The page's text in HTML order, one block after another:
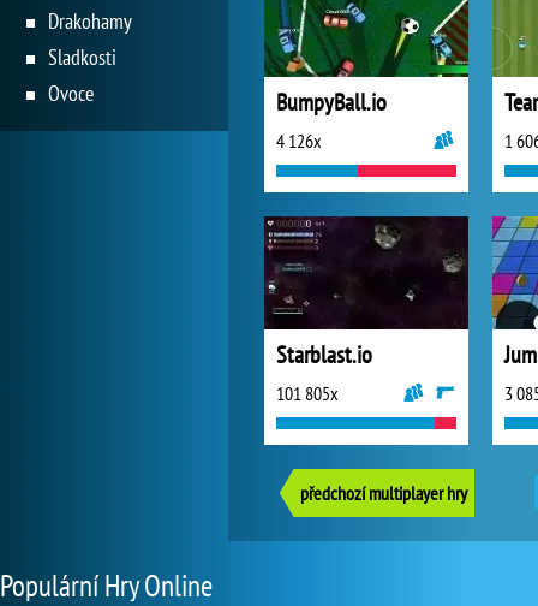
BumpyBall.io
4 126x 1
Starblast.io
101 805x 3
předchozí multiplayer hry
Drakohamy
Sladkosti
Ovoce
Populární Hry Online